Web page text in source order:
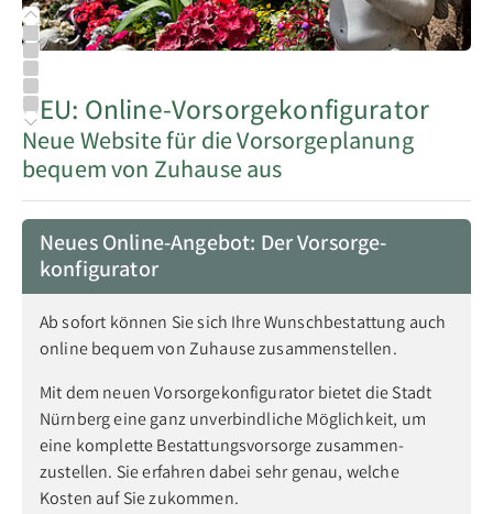
Bestattungs­vorsorge
Seitenanfang
NEU: Online-Vorsorgekonfigurator
Gute Gründe für eine Vorsorge
Vorsorgevertrag
Finanzielle Vorsorge
Informationen für Hinterbliebene
Seitenende
NEU: Online-Vorsorgekonfigurator
Neue Website für die Vorsorgeplanung
bequem von Zuhause aus
Neues Online-­Angebot: Der Vorsorge­
konfigurator
Ab sofort können Sie sich Ihre Wunsch­bestattung auch
online bequem von Zuhause zusammen­stellen.
Mit dem neuen Vorsorge­konfi­gurator bietet die Stadt
Nürnberg eine ganz un­verbind­liche Mög­lich­keit, um
eine kom­plette Be­stattungs­vor­sorge zu­sammen­
zustellen. Sie erfahren dabei sehr genau, welche
Kosten auf Sie zukommen.